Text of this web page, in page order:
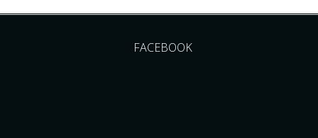
FACEBOOK